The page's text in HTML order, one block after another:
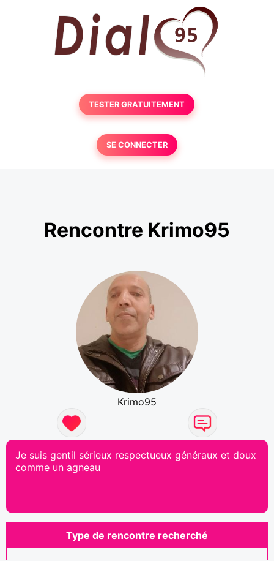
TESTER GRATUITEMENT
SE CONNECTER
Rencontre Krimo95
Krimo95
Je suis gentil sérieux respectueux généraux et doux
comme un agneau
Type de rencontre recherché